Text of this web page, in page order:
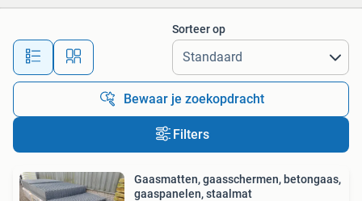
Alle afstanden…
Sorteer op
Bewaar je zoekopdracht
Filters
Gaasmatten, gaasschermen, betongaas,
gaaspanelen, staalmat